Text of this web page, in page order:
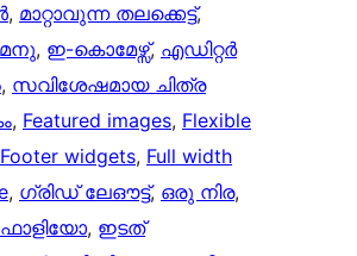
, മാറ്റാവുന്ന തലക്കെട്ട്‌
, ഇ-കൊമേഴ്സ്, എഡിറ്റർ
, സവിശേഷമായ ചിത്ര
, Featured images, Flexible
Footer widgets, Full width
, ഗ്രിഡ് ലേഔട്ട്, ഒരു നിര
, ഇടത്